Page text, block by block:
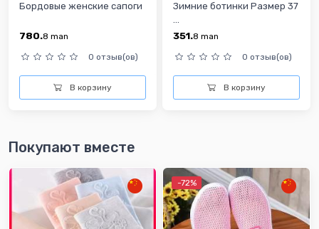
Бордовые женские сапоги
780.8 man
0 отзыв(ов)
В корзину
Зимние ботинки Размер 37
...
351.8 man
0 отзыв(ов)
В корзину
Покупают вместе
-72%